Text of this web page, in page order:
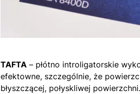
TAFTA – płótno introligatorskie
efektowne, szczególnie, że
błyszczącej, połyskliwej